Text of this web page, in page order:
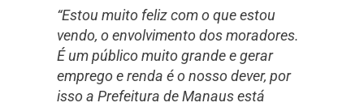
“Estou muito feliz com o que estou
vendo, o envolvimento dos moradores.
É um público muito grande e gerar
emprego e renda é o nosso dever, por
isso a Prefeitura de Manaus está